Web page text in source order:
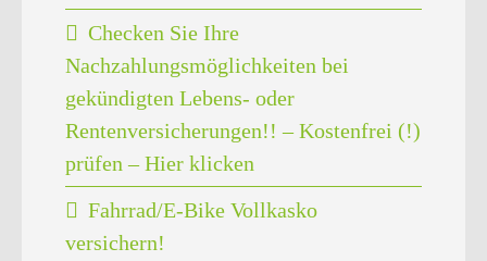
Checken Sie Ihre
Nachzahlungsmöglichkeiten bei
gekündigten Lebens- oder
Rentenversicherungen!! – Kostenfrei (!)
prüfen – Hier klicken
Fahrrad/E-Bike Vollkasko
versichern!